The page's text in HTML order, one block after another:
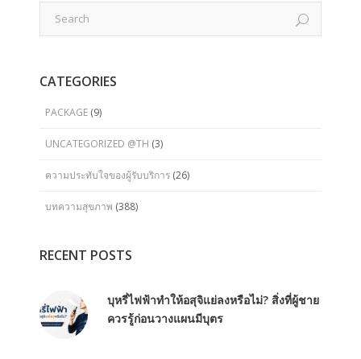
CATEGORIES
PACKAGE (9)
UNCATEGORIZED @TH (3)
ความประทับใจของผู้รับบริการ (26)
บทความสุขภาพ (388)
RECENT POSTS
บุหรี่ไฟฟ้าทำให้อสุจิแย่ลงหรือไม่? สิ่งที่ผู้ชาย
ควรรู้ก่อนวางแผนมีบุตร